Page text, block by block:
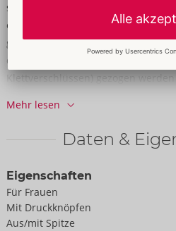
sind für optimale Passform
ebenfalls dank Druckknöpfen vom
geöffnet werden. Seitlich und
durch die die beiden beiliegenden
Klettverschlüssen) gezogen
85% Polyester, 15% Elasthan;
Mehr lesen
Daten &
Eigenschaften
Für Frauen
Mit Druckknöpfen
Aus/mit Spitze